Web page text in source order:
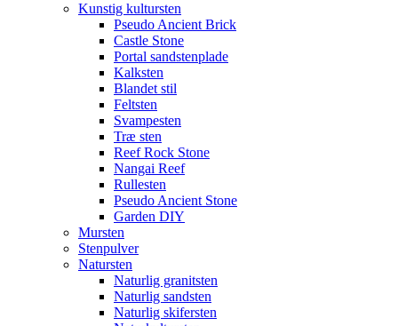
Kunstig kultursten
Pseudo Ancient Brick
Castle Stone
Portal sandstenplade
Kalksten
Blandet stil
Feltsten
Svampesten
Træ sten
Reef Rock Stone
Nangai Reef
Rullesten
Pseudo Ancient Stone
Garden DIY
Mursten
Stenpulver
Natursten
Naturlig granitsten
Naturlig sandsten
Naturlig skifersten